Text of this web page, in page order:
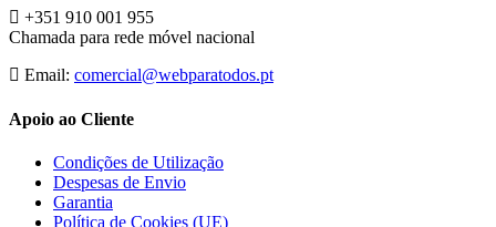
+351 910 001 955
Chamada para rede móvel nacional
Email: comercial@webparatodos.pt
Apoio ao Cliente
Condições de Utilização
Despesas de Envio
Garantia
Política de Cookies (UE)